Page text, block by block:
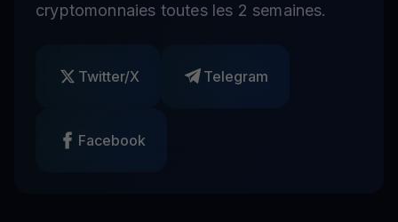
cryptomonnaies toutes les 2 semaines.
Twitter/X Telegram
Facebook